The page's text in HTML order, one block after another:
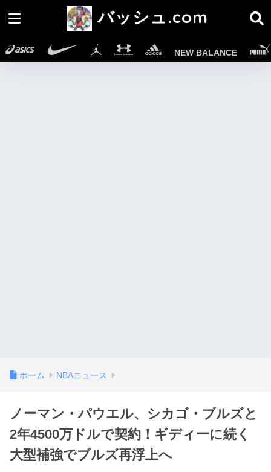
バッシュ.com
NEW BALANCE
ホーム NBAニュース
ノーマン・パウエル、シカゴ・ブルズと
2年4500万ドルで契約！ギディーに続く
大型補強でブルズ再浮上へ